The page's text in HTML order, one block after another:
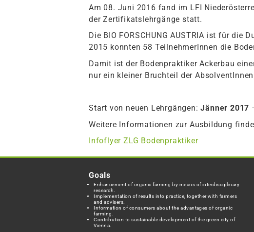
Am 08. Juni 2016 fand im LFI
der Zertifikatslehrgänge statt.
Die BIO FORSCHUNG AUSTRIA ist für
2015 konnten 58 TeilnehmerInnen die
Damit ist der Bodenpraktiker Ackerbau
nur ein kleiner Bruchteil der
Start von neuen Lehrgängen:Jänner 2017
Weitere Informationen zur Ausbildung
Infoflyer ZLG Bodenpraktiker
Goals
Enhancement of organic farming by means of interdisciplinary
research.
Implementation of results into practice, together with farmers
and advisers.
Information of consumers about the advantages of organic
farming.
Contribution to sustainable development of the green city of
Vienna.